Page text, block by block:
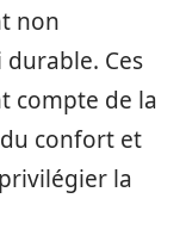
non
Ces
compte de la
confort et
la